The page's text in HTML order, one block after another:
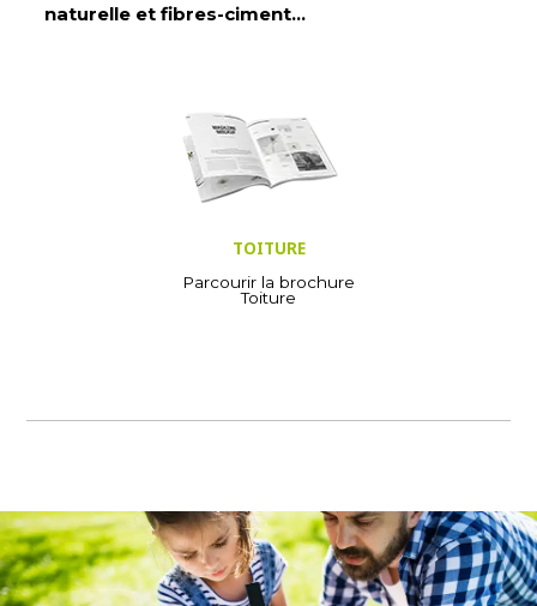
naturelle et fibres-ciment…
TOITURE
Parcourir la brochure
Toiture